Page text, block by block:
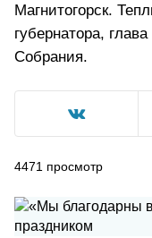
Магнитогорск.
губернатора,
Собрания.
4471 просмотр